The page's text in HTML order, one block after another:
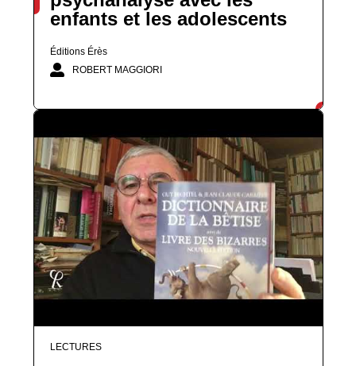
enfants et les adolescents
Éditions Érès
ROBERT MAGGIORI
LECTURES